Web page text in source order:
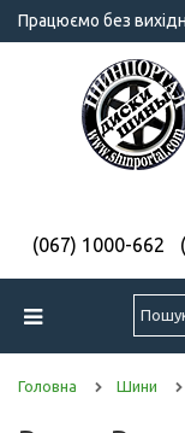
Працюємо без
(067) 1000-662
Головна Шини